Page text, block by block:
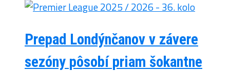
Prepad Londýnčanov v závere
sezóny pôsobí priam šokantne